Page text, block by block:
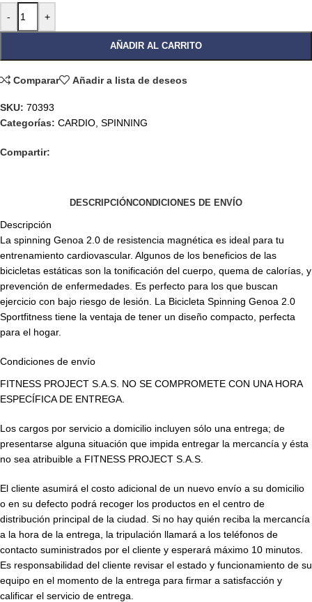
- +
AÑADIR AL CARRITO
Comparar Añadir a lista de deseos
SKU: 70393
Categorías: CARDIO SPINNING
Compartir:
DESCRIPCIÓNCONDICIONES DE ENVÍO
Descripción
La spinning Genoa 2.0 de resistencia magnética es ideal para tu
entrenamiento cardiovascular. Algunos de los beneficios de las
bicicletas estáticas son la tonificación del cuerpo, quema de calorías, y
prevención de enfermedades. Es perfecto para los que buscan
ejercicio con bajo riesgo de lesión. La Bicicleta Spinning Genoa 2.0
Sportfitness tiene la ventaja de tener un diseño compacto, perfecta
para el hogar.
Condiciones de envío
FITNESS PROJECT S.A.S. NO SE COMPROMETE CON UNA HORA
ESPECÍFICA DE ENTREGA.
Los cargos por servicio a domicilio incluyen sólo una entrega; de
presentarse alguna situación que impida entregar la mercancía y ésta
no sea atribuible a FITNESS PROJECT S.A.S.
El cliente asumirá el costo adicional de un nuevo envío a su domicilio
o en su defecto podrá recoger los productos en el centro de
distribución principal de la ciudad. Si no hay quién reciba la mercancía
a la hora de la entrega, la tripulación llamará a los teléfonos de
contacto suministrados por el cliente y esperará máximo 10 minutos.
Es responsabilidad del cliente revisar el estado y funcionamiento de su
equipo en el momento de la entrega para firmar a satisfacción y
calificar el servicio de entrega.